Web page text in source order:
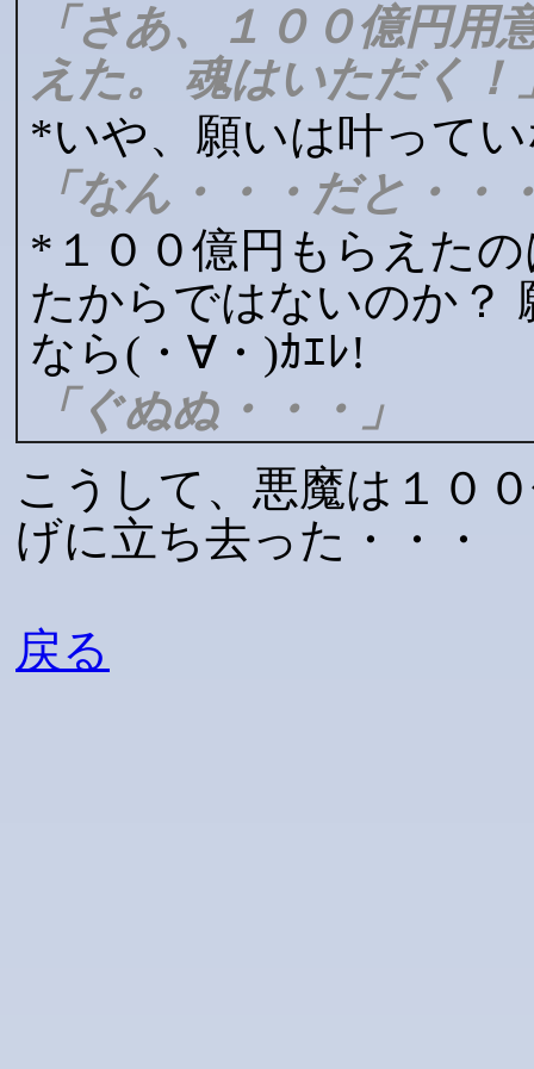
「さあ、１００億円用
えた。 魂はいただく！
*いや、願いは叶って
「なん・・・だと・・
*１００億円もらえた
たからではないのか？
なら(・∀・)ｶｴﾚ!
「ぐぬぬ・・・」
こうして、悪魔は１０
げに立ち去った・・・
戻る